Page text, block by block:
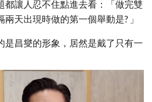
都讓人忍不住點進去看：「做完雙
天出現時做的第一個舉動是? 」
是昌燮的形象，居然是戴了只有一